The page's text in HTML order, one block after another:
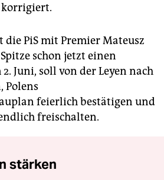
korrigiert.
die PiS mit Premier Mateusz
schon jetzt einen
Juni, soll von der Leyen nach
Polens
feierlich bestätigen und
freischalten.
stärken